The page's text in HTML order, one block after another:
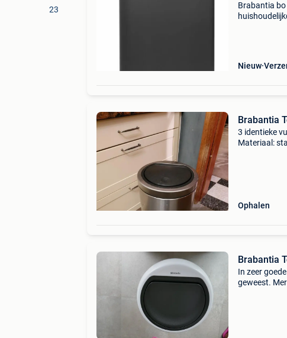
23
Brabantia
Nieuw
Brabantia
3 identieke
Materiaal:
Ophalen
Brabantia
In zeer
geweest.